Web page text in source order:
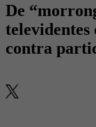
De
contra